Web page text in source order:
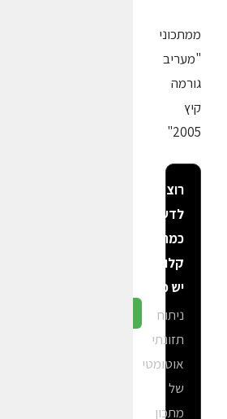
ממתכוני
"מעריב
גורמה
קיץ
2005"
רוצה
לדעת
כמה
קלוריות
יש פה?
ניתוח
תזונתי
אוטומטי
של
מתכון